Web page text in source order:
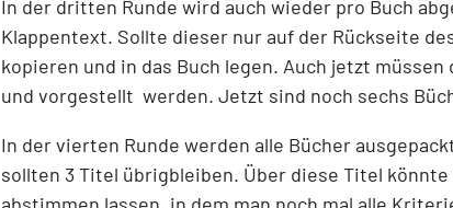
In der dritten Runde wird auch wieder pro Buch
Klappentext. Sollte dieser nur auf der Rückseite
kopieren und in das Buch legen. Auch jetzt
und vorgestellt werden. Jetzt sind noch sechs
In der vierten Runde werden alle Bücher
sollten 3 Titel übrigbleiben. Über diese Titel könnte